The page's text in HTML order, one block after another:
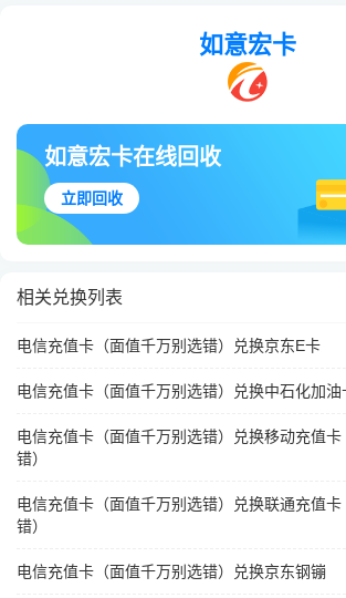
如意宏卡
如意宏卡在线回收
立即回收
相关兑换列表
电信充值卡（面值千万别选错）兑换京东E卡
电信充值卡（面值千万别选错）兑换中石化加油
电信充值卡（面值千万别选错）兑换移动充值
错）
电信充值卡（面值千万别选错）兑换联通充值
错）
电信充值卡（面值千万别选错）兑换京东钢镚